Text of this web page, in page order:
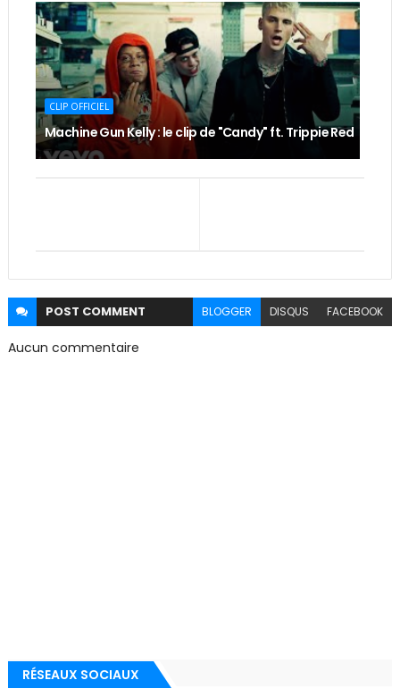
CLIP OFFICIEL
Machine Gun Kelly : le clip de "Candy" ft. Trippie Red
POST COMMENT BLOGGER DISQUS FACEBOOK
Aucun commentaire
RÉSEAUX SOCIAUX